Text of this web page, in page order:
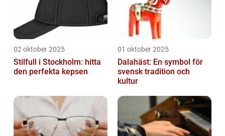
02 oktober 2025
Stilfull i Stockholm: hitta
den perfekta kepsen
01 oktober 2025
Dalahäst: En symbol för
svensk tradition och
kultur